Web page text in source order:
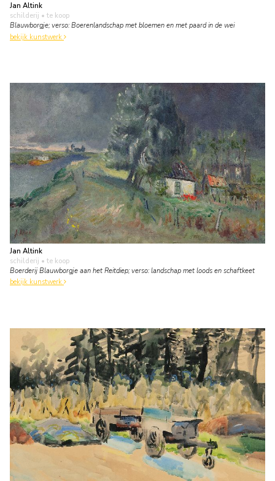
Jan Altink
schilderij • te koop
Blauwborgje; verso: Boerenlandschap met bloemen en met paard in de wei
bekijk kunstwerk
Jan Altink
schilderij • te koop
Boerderij Blauwborgje aan het Reitdiep; verso: landschap met loods en schaftkeet
bekijk kunstwerk